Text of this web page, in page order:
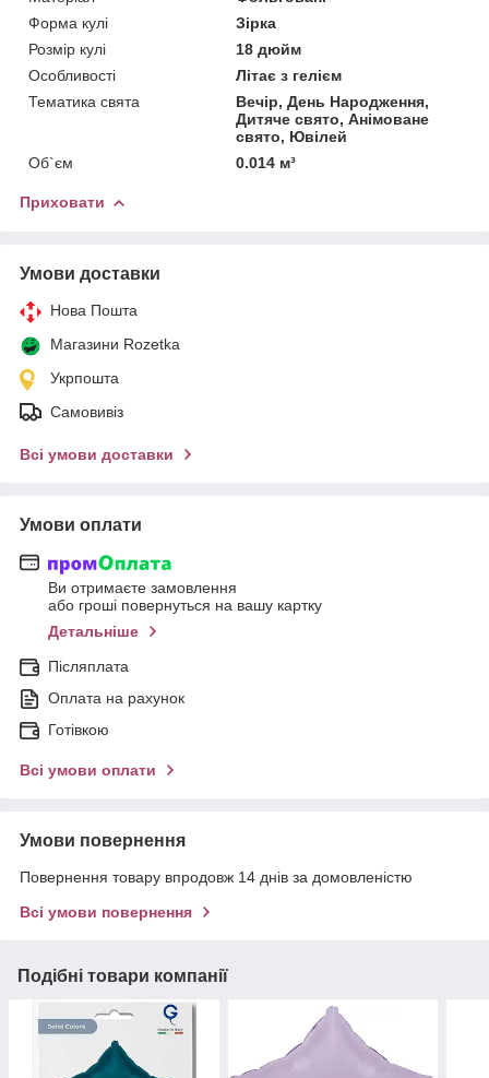
Форма кулі
Зірка
Розмір кулі
18 дюйм
Особливості
Літає з гелієм
Тематика свята
Вечір, День Народження,
Дитяче свято, Анімоване
свято, Ювілей
Об`єм
0.014 м³
Приховати
Умови доставки
Нова Пошта
Магазини Rozetka
Укрпошта
Самовивіз
Всі умови доставки
Умови оплати
Ви отримаєте замовлення
або гроші повернуться на вашу картку
Детальніше
Післяплата
Оплата на рахунок
Готівкою
Всі умови оплати
Умови повернення
Повернення товару впродовж 14 днів за домовленістю
Всі умови повернення
Подібні товари компанії